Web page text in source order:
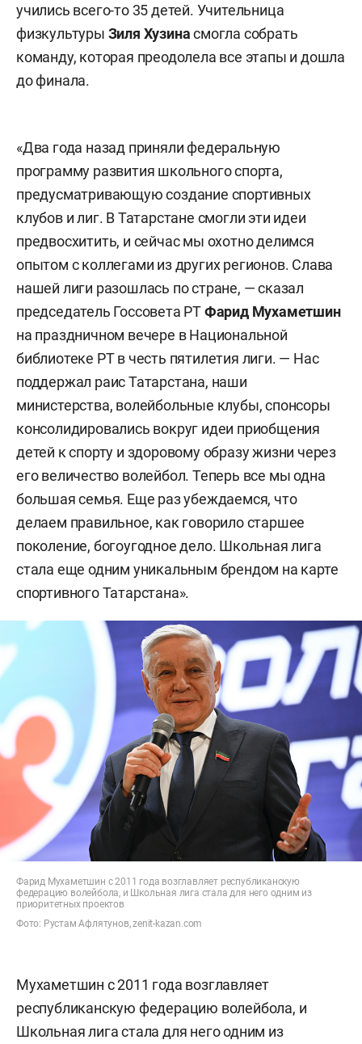
учились всего-то 35 детей. Учительница
физкультуры Зиля Хузинасмогла собрать
команду, которая преодолела все этапы и дошла
до финала.
«Два года назад приняли федеральную
программу развития школьного спорта,
предусматривающую создание спортивных
клубов и лиг. В Татарстане смогли эти идеи
предвосхитить, и сейчас мы охотно делимся
опытом с коллегами из других регионов. Слава
нашей лиги разошлась по стране, — сказал
председатель Госсовета РТФарид Мухаметшин
на праздничном вечере в Национальной
библиотеке РТ в честь пятилетия лиги. — Нас
поддержал раис Татарстана, наши
министерства, волейбольные клубы, спонсоры
консолидировались вокруг идеи приобщения
детей к спорту и здоровому образу жизни через
его величество волейбол. Теперь все мы одна
большая семья. Еще раз убеждаемся, что
делаем правильное, как говорило старшее
поколение, богоугодное дело. Школьная лига
стала еще одним уникальным брендом на карте
спортивного Татарстана».
Фарид Мухаметшин с 2011 года возглавляет республиканскую
федерацию волейбола, и Школьная лига стала для него одним из
приоритетных проектов
Фото: Рустам Афлятунов, zenit-kazan.com
Мухаметшин с 2011 года возглавляет
республиканскую федерацию волейбола, и
Школьная лига стала для него одним из